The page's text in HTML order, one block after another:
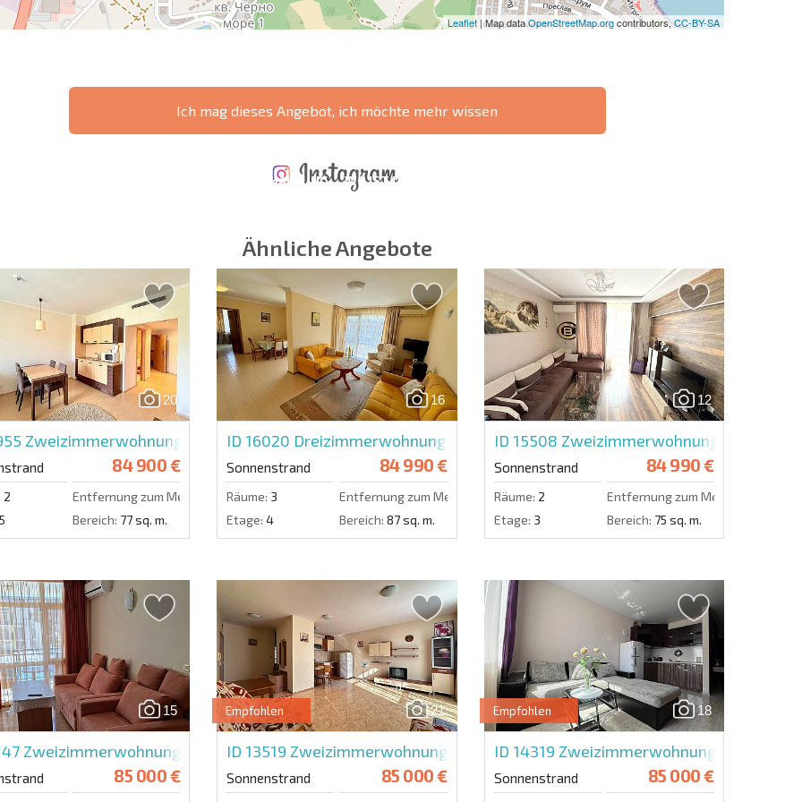
Leaflet | Map dataOpenStreetMap.orgcontributors,CC-BY-SA
Ich mag dieses Angebot, ich möchte mehr wissen
Felder
Newsletter abonnieren | Durch Anklicken des Buttons stimmen Sie der
Nutzung Ihrer Daten zu.
Eine Nachricht schicken
INSTANDHALTUNG
WO IST DIE 6%-
Ähnliche Angebote
20
Zweizimmerwohnung in Majestic
84 900 €
2 Entfernung zum Meer:
50 m.
5 Bereich: 77 sq. m.
16
ID 16020 Dreizimmerwohnung im Persani 2
Sonnenstrand 84 990 €
Räume: 3 Entfernung zum Meer:
800 m.
Etage: 4 Bereich: 87 sq. m.
12
ID 15508 Zweizimmerwohnung in Palm
Sonnenstrand 84 990 €
Räume: 2 Entfernung zum Meer:
Etage: 3 Bereich: 75 sq. m.
15
Zweizimmerwohnung in Elite 4
85 000 €
21
Empfohlen
ID 13519 Zweizimmerwohnung in Elite 4
Sonnenstrand 85 000 €
18
Empfohlen
ID 14319 Zweizimmerwohnung in St.
Sonnenstrand 85 000 €